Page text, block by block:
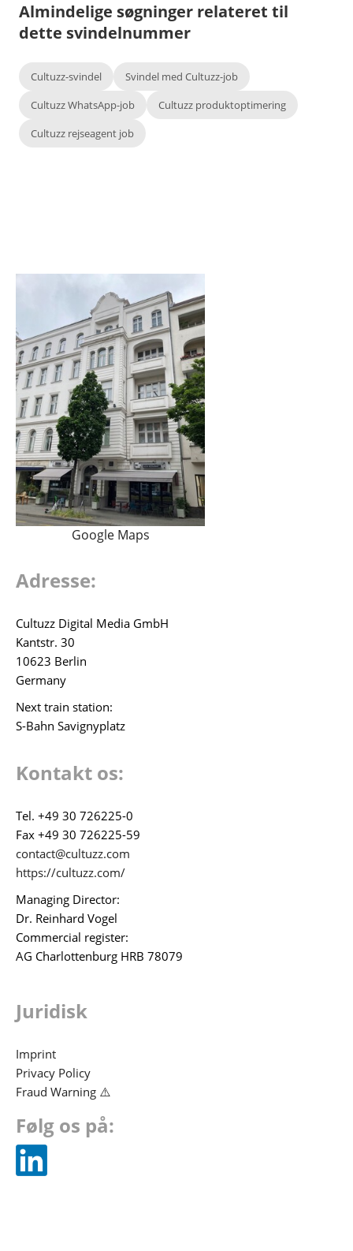
Almindelige søgninger relateret til
dette svindelnummer
Cultuzz-svindel
Svindel med Cultuzz-job
Cultuzz WhatsApp-job
Cultuzz produktoptimering
Cultuzz rejseagent job
Google Maps
Adresse:
Cultuzz Digital Media GmbH
Kantstr. 30
10623 Berlin
Germany
Next train station:
S-Bahn Savignyplatz
Kontakt os:
Tel. +49 30 726225-0
Fax +49 30 726225-59
contact@cultuzz.com
https://cultuzz.com/
Managing Director:
Dr. Reinhard Vogel
Commercial register:
AG Charlottenburg HRB 78079
Juridisk
Imprint
Privacy Policy
Fraud Warning ⚠️
Følg os på: